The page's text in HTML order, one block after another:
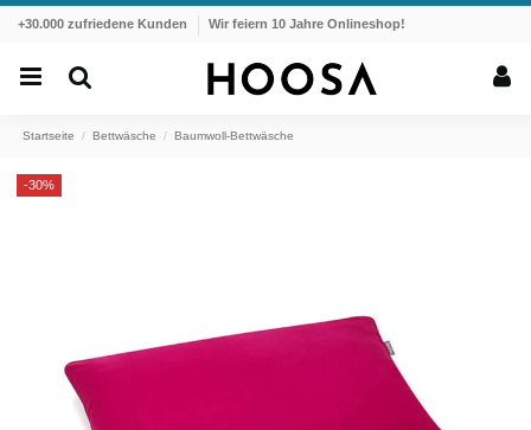
+30.000 zufriedene Kunden Wir feiern 10 Jahre Onlineshop!
Startseite Bettwäsche Baumwoll-Bettwäsche
-30%